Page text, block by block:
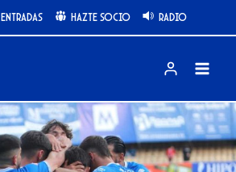
Entradas Hazte Socio Radio